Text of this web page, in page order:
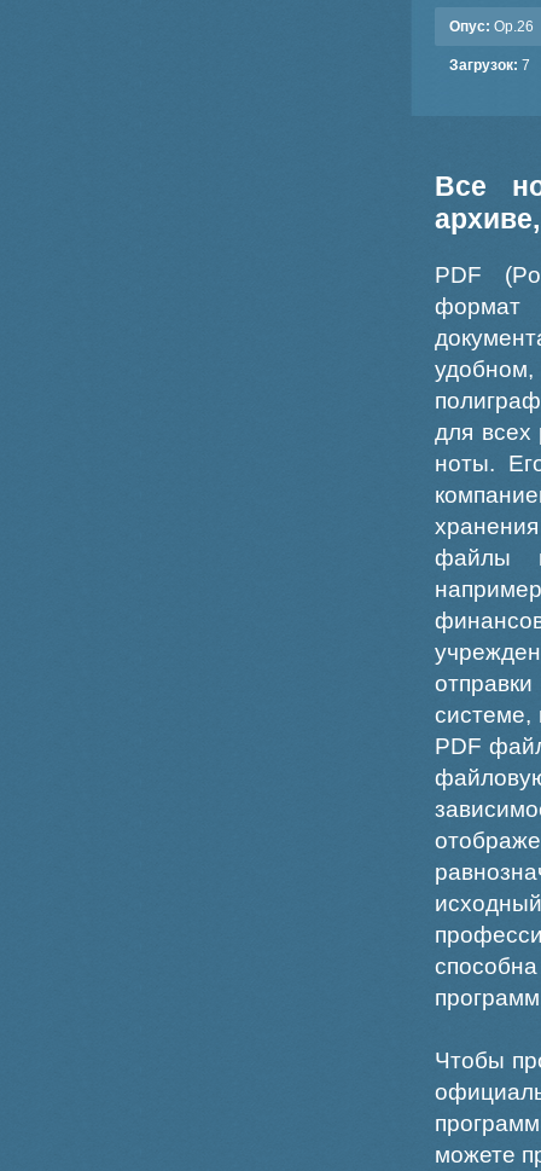
Опус: Op.26
Загрузок: 7
Все
PDF
формат
для всех
ноты.
файлы
системе,
PDF
Чтобы
можете